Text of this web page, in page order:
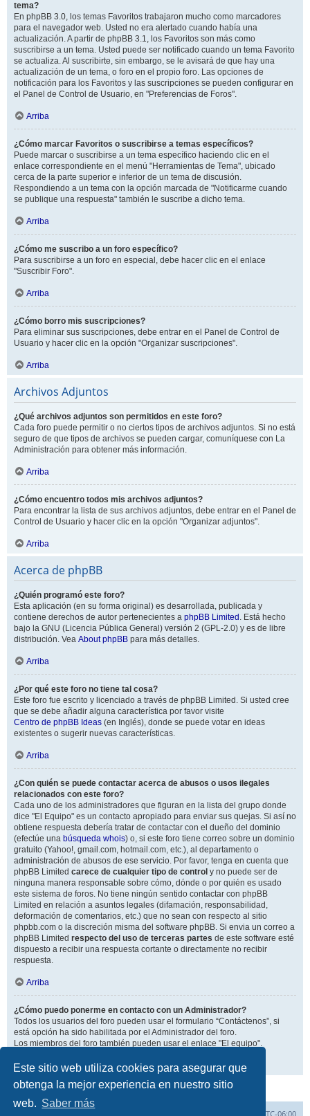
Este sitio web utiliza cookies para asegurar que
obtenga la mejor experiencia en nuestro sitio
web. Saber más
tema?
En phpBB 3.0, los temas Favoritos trabajaron mucho como marcadores
para el navegador web. Usted no era alertado cuando había una
actualización. A partir de phpBB 3.1, los Favoritos son más como
suscribirse a un tema. Usted puede ser notificado cuando un tema Favorito
se actualiza. Al suscribirte, sin embargo, se le avisará de que hay una
actualización de un tema, o foro en el propio foro. Las opciones de
notificación para los Favoritos y las suscripciones se pueden configurar en
el Panel de Control de Usuario, en "Preferencias de Foros".
Arriba
¿Cómo marcar Favoritos o suscribirse a temas específicos?
Puede marcar o suscribirse a un tema específico haciendo clic en el
enlace correspondiente en el menú "Herramientas de Tema", ubicado
cerca de la parte superior e inferior de un tema de discusión.
Respondiendo a un tema con la opción marcada de "Notificarme cuando
se publique una respuesta" también le suscribe a dicho tema.
Arriba
¿Cómo me suscribo a un foro específico?
Para suscribirse a un foro en especial, debe hacer clic en el enlace
"Suscribir Foro".
Arriba
¿Cómo borro mis suscripciones?
Para eliminar sus suscripciones, debe entrar en el Panel de Control de
Usuario y hacer clic en la opción "Organizar suscripciones".
Arriba
Archivos Adjuntos
¿Qué archivos adjuntos son permitidos en este foro?
Cada foro puede permitir o no ciertos tipos de archivos adjuntos. Si no está
seguro de que tipos de archivos se pueden cargar, comuníquese con La
Administración para obtener más información.
Arriba
¿Cómo encuentro todos mis archivos adjuntos?
Para encontrar la lista de sus archivos adjuntos, debe entrar en el Panel de
Control de Usuario y hacer clic en la opción "Organizar adjuntos".
Arriba
Acerca de phpBB
¿Quién programó este foro?
Esta aplicación (en su forma original) es desarrollada, publicada y
contiene derechos de autor pertenecientes a phpBB Limited . Está hecho
bajo la GNU (Licencia Pública General) versión 2 (GPL-2.0) y es de libre
distribución. Vea About phpBB para más detalles.
Arriba
¿Por qué este foro no tiene tal cosa?
Este foro fue escrito y licenciado a través de phpBB Limited. Si usted cree
que se debe añadir alguna característica por favor visite
Centro de phpBB Ideas (en Inglés), donde se puede votar en ideas
existentes o sugerir nuevas características.
Arriba
¿Con quién se puede contactar acerca de abusos o usos ilegales
relacionados con este foro?
Cada uno de los administradores que figuran en la lista del grupo donde
dice "El Equipo" es un contacto apropiado para enviar sus quejas. Si así no
obtiene respuesta debería tratar de contactar con el dueño del dominio
(efectúe una búsqueda whois) o, si este foro tiene correo sobre un dominio
gratuito (Yahoo!, gmail.com, hotmail.com, etc.), al departamento o
administración de abusos de ese servicio. Por favor, tenga en cuenta que
phpBB Limited carece de cualquier tipo de control y no puede ser de
ninguna manera responsable sobre cómo, dónde o por quién es usado
este sistema de foros. No tiene ningún sentido contactar con phpBB
Limited en relación a asuntos legales (difamación, responsabilidad,
deformación de comentarios, etc.) que no sean con respecto al sitio
phpbb.com o la discreción misma del software phpBB. Si envia un correo a
phpBB Limited respecto del uso de terceras partes de este software esté
dispuesto a recibir una respuesta cortante o directamente no recibir
respuesta.
Arriba
¿Cómo puedo ponerme en contacto con un Administrador?
Todos los usuarios del foro pueden usar el formulario “Contáctenos”, si
está opción ha sido habilitada por el Administrador del foro.
Los miembros del foro también pueden usar el enlace "El equipo".
Arriba
UTC-06:00